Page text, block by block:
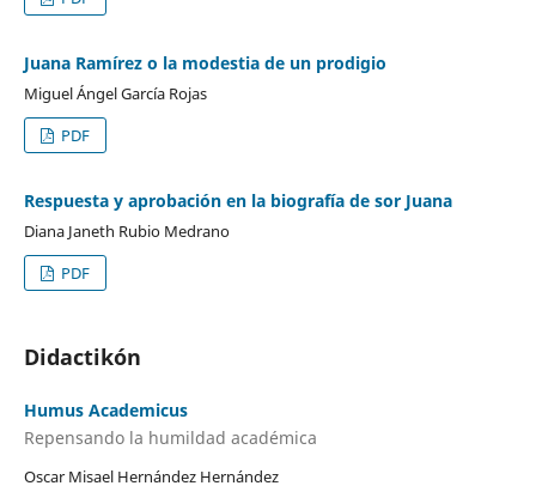
Juana Ramírez o la modestia de un prodigio
Miguel Ángel García Rojas
PDF
Respuesta y aprobación en la biografía de sor Juana
Diana Janeth Rubio Medrano
PDF
Didactikón
Humus Academicus
Repensando la humildad académica
Oscar Misael Hernández Hernández